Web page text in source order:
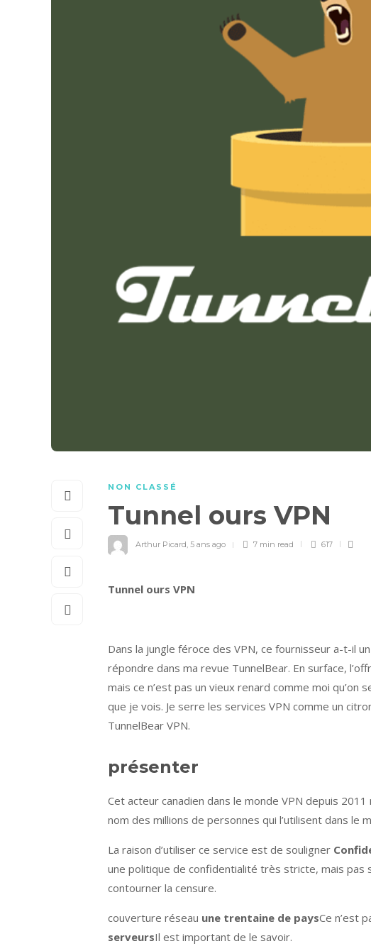
NON CLASSÉ
Tunnel ours VPN
Arthur Picard, 5 ans ago 7 min read 617
Tunnel ours VPN
Dans la jungle féroce des VPN, ce fournisseur a-t-il
répondre dans ma revue TunnelBear. En surface,
mais ce n’est pas un vieux renard comme moi qu’on
que je vois. Je serre les services VPN comme un
TunnelBear VPN.
présenter
Cet acteur canadien dans le monde VPN depuis
nom des millions de personnes qui l’utilisent dans le
La raison d’utiliser ce service est de souligner
une politique de confidentialité très stricte, mais pas
contourner la censure.
couverture réseau une trentaine de paysCe n’est
serveursIl est important de le savoir.